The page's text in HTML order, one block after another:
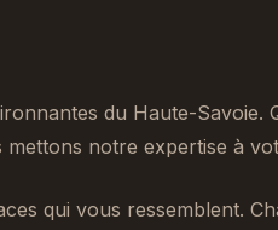
du Haute-Savoie.
notre expertise à
qui vous ressemblent.